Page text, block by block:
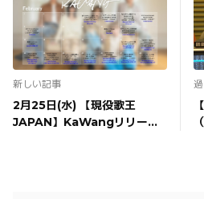
新しい記事
2月25日(水) 【現役歌王
JAPAN】KaWangリリース